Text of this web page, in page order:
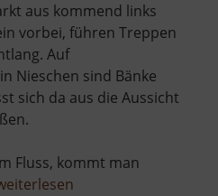
aus kommend links
vorbei, führen Treppen
Auf
Nieschen sind Bänke
sich da aus die Aussicht
Fluss, kommt man